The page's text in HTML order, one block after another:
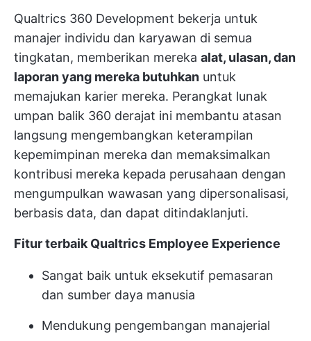
Qualtrics 360 Development bekerja untuk
manajer individu dan karyawan di semua
tingkatan, memberikan mereka alat, ulasan, dan
laporan yang mereka butuhkan untuk
memajukan karier mereka. Perangkat lunak
umpan balik 360 derajat ini membantu atasan
langsung mengembangkan keterampilan
kepemimpinan mereka dan memaksimalkan
kontribusi mereka kepada perusahaan dengan
mengumpulkan wawasan yang dipersonalisasi,
berbasis data, dan dapat ditindaklanjuti.
Fitur terbaik Qualtrics Employee Experience
Sangat baik untuk eksekutif pemasaran
dan sumber daya manusia
Mendukung pengembangan manajerial